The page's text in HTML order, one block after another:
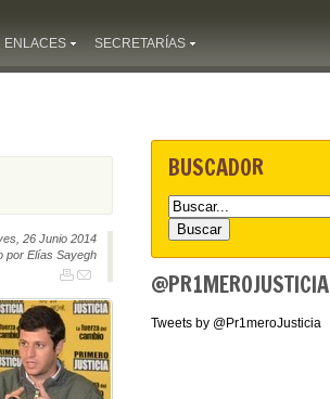
ENLACES SECRETARÍAS
26 Junio 2014
por Elías Sayegh
BUSCADOR
@PR1MEROJUSTICIA
Tweets by @Pr1meroJusticia